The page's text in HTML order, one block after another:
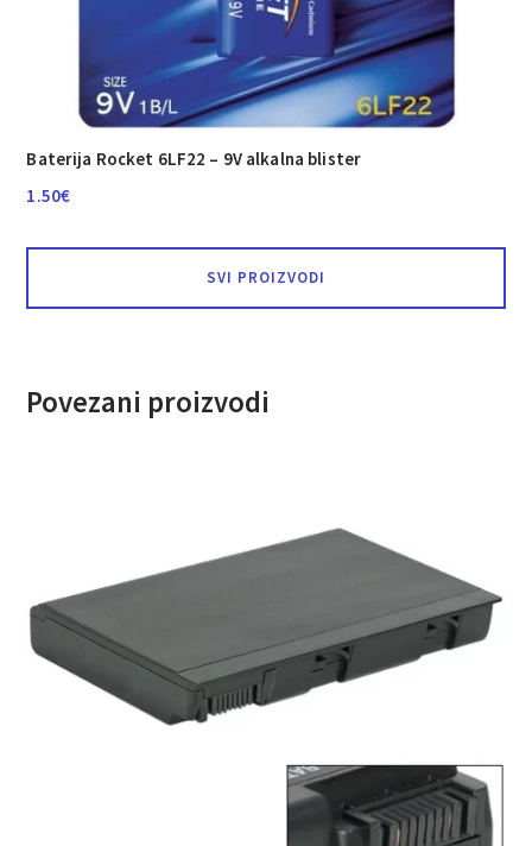
Baterija Rocket 6LF22 – 9V alkalna blister
1.50€
SVI PROIZVODI
Povezani proizvodi